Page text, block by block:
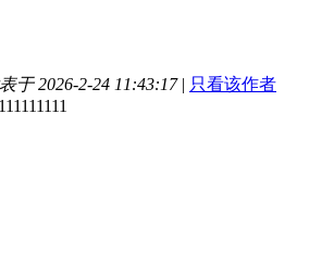
于 2026-2-24 11:43:17 | 只看该作者